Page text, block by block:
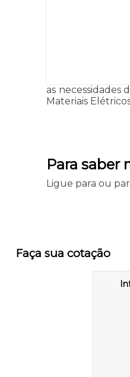
as necessidades
Materiais
Para saber
Ligue paraou
Faça sua cotação